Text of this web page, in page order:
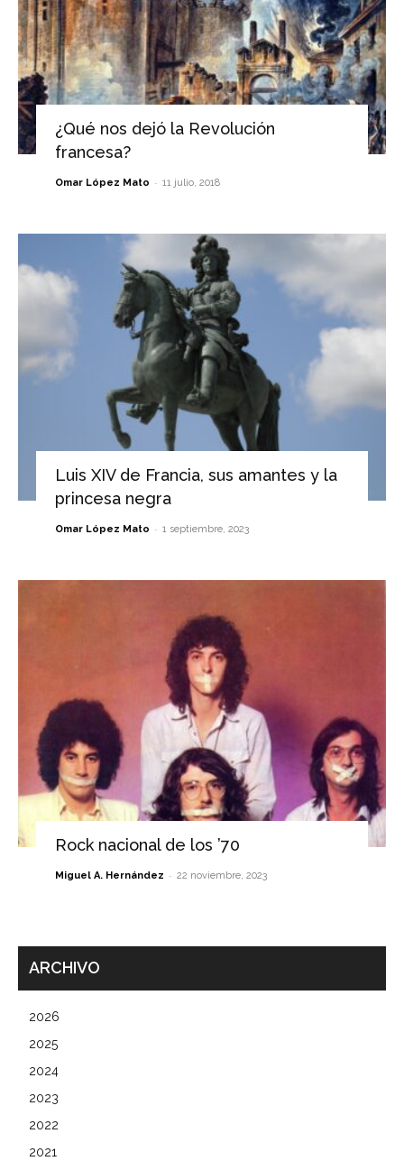
¿Qué nos dejó la Revolución
francesa?
Omar López Mato - 11 julio, 2018
Luis XIV de Francia, sus amantes y la
princesa negra
Omar López Mato - 1 septiembre, 2023
Rock nacional de los ’70
Miguel A. Hernández - 22 noviembre, 2023
ARCHIVO
2026
2025
2024
2023
2022
2021